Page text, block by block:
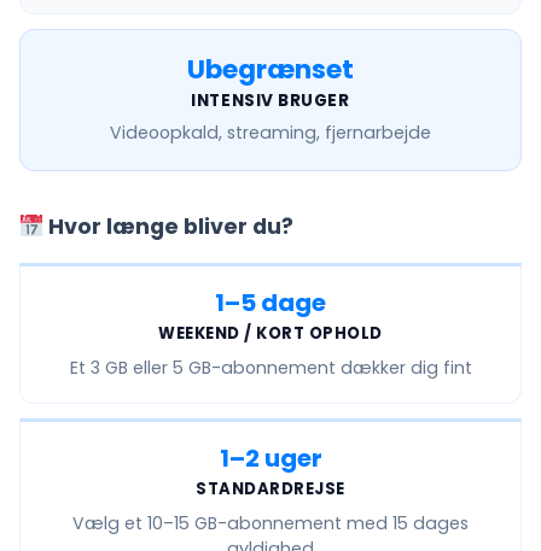
Ubegrænset
INTENSIV BRUGER
Videoopkald, streaming, fjernarbejde
Hvor længe bliver du?
1–5 dage
WEEKEND / KORT OPHOLD
Et 3 GB eller 5 GB-abonnement dækker dig fint
1–2 uger
STANDARDREJSE
Vælg et 10–15 GB-abonnement med 15 dages